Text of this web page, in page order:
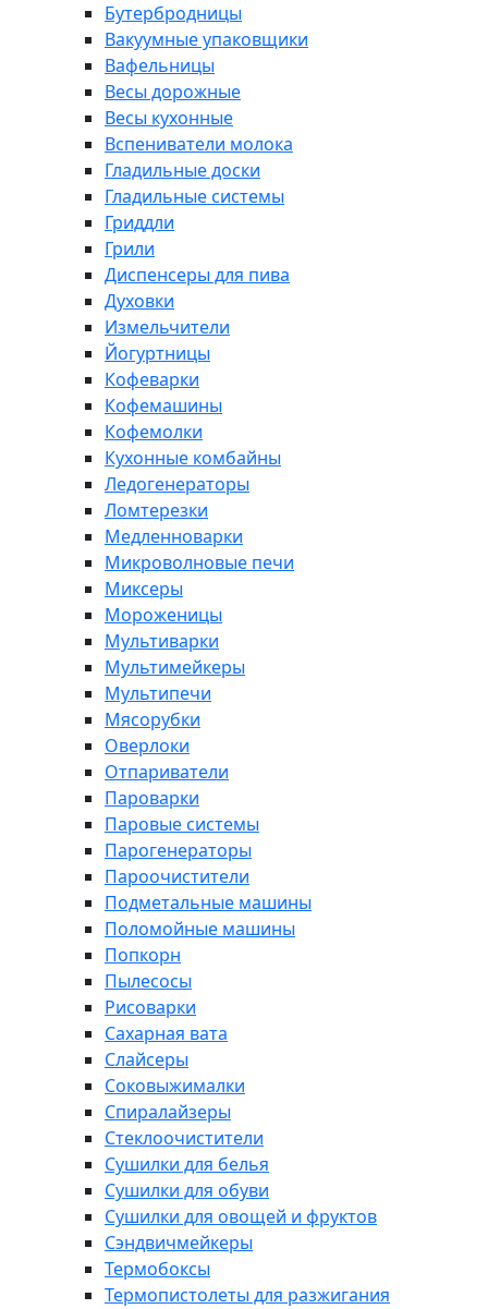
Бутербродницы
Вакуумные упаковщики
Вафельницы
Весы дорожные
Весы кухонные
Вспениватели молока
Гладильные доски
Гладильные системы
Гриддли
Грили
Диспенсеры для пива
Духовки
Измельчители
Йогуртницы
Кофеварки
Кофемашины
Кофемолки
Кухонные комбайны
Ледогенераторы
Ломтерезки
Медленноварки
Микроволновые печи
Миксеры
Мороженицы
Мультиварки
Мультимейкеры
Мультипечи
Мясорубки
Оверлоки
Отпариватели
Пароварки
Паровые системы
Парогенераторы
Пароочистители
Подметальные машины
Поломойные машины
Попкорн
Пылесосы
Рисоварки
Сахарная вата
Слайсеры
Соковыжималки
Спиралайзеры
Стеклоочистители
Сушилки для белья
Сушилки для обуви
Сушилки для овощей и фруктов
Сэндвичмейкеры
Термобоксы
Термопистолеты для разжигания